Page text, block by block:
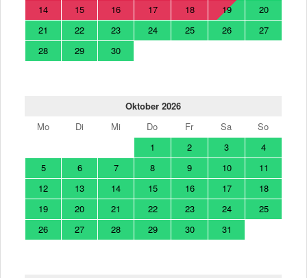
14
15 16 17 18 19
20
21
22 23 24 25 26
27
28
29 30
Oktober 2026
Mo
Di Mi Do Fr Sa
So
1
2 3
4
5
6 7 8 9 10
11
12
13 14 15 16 17
18
19
20 21 22 23 24
25
26
27 28 29 30 31